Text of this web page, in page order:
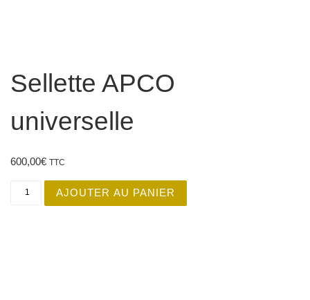
Sellette APCO
universelle
600,00€ TTC
AJOUTER AU PANIER